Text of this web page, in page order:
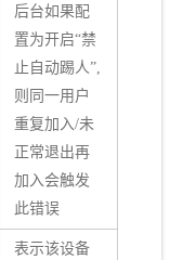
后台如果配
置为开启“禁
止自动踢人”,
则同一用户
重复加入/未
正常退出再
加入会触发
此错误
表示该设备